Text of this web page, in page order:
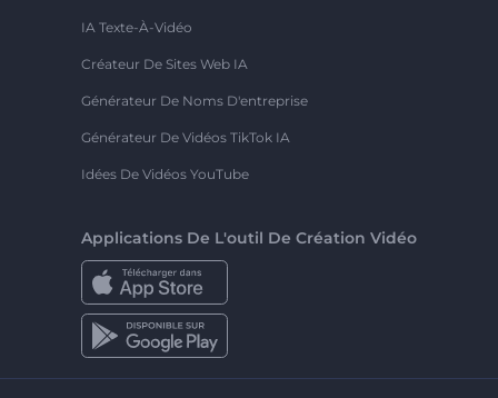
IA Texte-À-Vidéo
Créateur De Sites Web IA
Générateur De Noms D'entreprise
Générateur De Vidéos TikTok IA
Idées De Vidéos YouTube
Applications De L'outil De Création Vidéo